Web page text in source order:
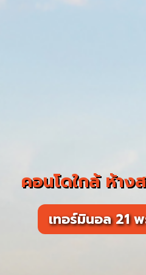
คอนโดใกล้ ห้าง
เทอร์มินอล 21 พ